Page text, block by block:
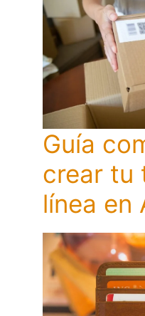
Guía
crear tu
línea en